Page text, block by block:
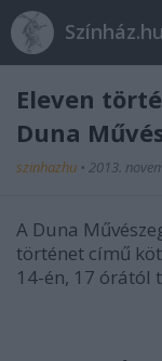
Színház.hu
Eleven
Duna
szinhazhu • 2013.
A Duna
történet című
14-én, 17 órától